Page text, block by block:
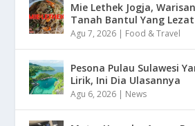
Mie Lethek Jogja,
Tanah Bantul Yang Lezat
Agu 7, 2026 | Food & Travel
Pesona Pulau Sulawesi
Lirik, Ini Dia Ulasannya
Agu 6, 2026 | News